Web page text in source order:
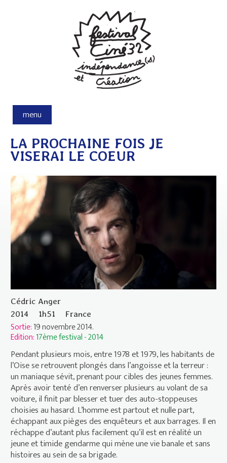
menu
LA PROCHAINE FOIS JE
VISERAI LE COEUR
Cédric Anger
2014
1h51 France
Sortie:19 novembre 2014.
Edition:17ème festival - 2014
Pendant plusieurs mois, entre 1978 et 1979, les habitants de
l’Oise se retrouvent plongés dans l’angoisse et la terreur :
un maniaque sévit, prenant pour cibles des jeunes femmes.
Après avoir tenté d’en renverser plusieurs au volant de sa
voiture, il finit par blesser et tuer des auto-stoppeuses
choisies au hasard. L’homme est partout et nulle part,
échappant aux pièges des enquêteurs et aux barrages. Il en
réchappe d’autant plus facilement qu’il est en réalité un
jeune et timide gendarme qui mène une vie banale et sans
histoires au sein de sa brigade.